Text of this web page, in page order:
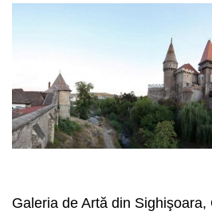
Galeria de Artă din